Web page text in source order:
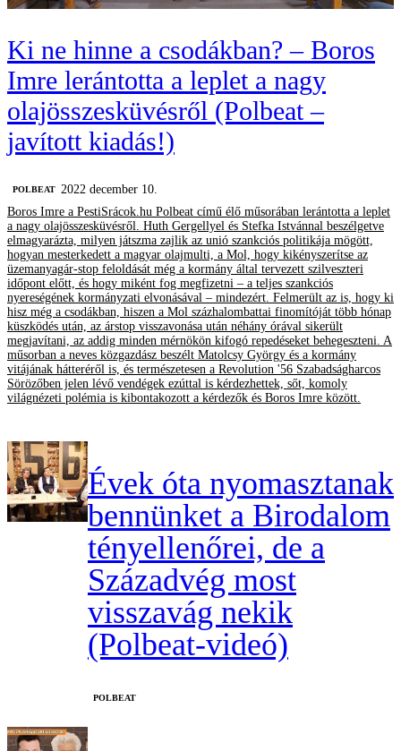
Ki ne hinne a csodákban? – Boros
Imre lerántotta a leplet a nagy
olajösszesküvésről (Polbeat –
javított kiadás!)
‎POLBEAT
2022 december 10.
Boros Imre a PestiSrácok.hu Polbeat című élő műsorában lerántotta a leplet
a nagy olajösszesküvésről. Huth Gergellyel és Stefka Istvánnal beszélgetve
elmagyarázta, milyen játszma zajlik az unió szankciós politikája mögött,
hogyan mesterkedett a magyar olajmulti, a Mol, hogy kikényszerítse az
üzemanyagár-stop feloldását még a kormány által tervezett szilveszteri
időpont előtt, és hogy miként fog megfizetni – a teljes szankciós
nyereségének kormányzati elvonásával – mindezért. Felmerült az is, hogy ki
hisz még a csodákban, hiszen a Mol százhalombattai finomítóját több hónap
küszködés után, az árstop visszavonása után néhány órával sikerült
megjavítani, az addig minden mérnökön kifogó repedéseket behegeszteni. A
műsorban a neves közgazdász beszélt Matolcsy György és a kormány
vitájának hátteréről is, és természetesen a Revolution '56 Szabadságharcos
Sörözőben jelen lévő vendégek ezúttal is kérdezhettek, sőt, komoly
világnézeti polémia is kibontakozott a kérdezők és Boros Imre között.
Évek óta nyomasztanak
bennünket a Birodalom
tényellenőrei, de a
Századvég most
visszavág nekik
(Polbeat-videó)
‎POLBEAT